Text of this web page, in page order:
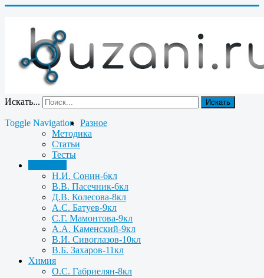
Искать... Искать
Toggle Navigation
Разное
Методика
Статьи
Тесты
Н.И. Сонин-6кл
В.В. Пасечник-6кл
Д.В. Колесова-8кл
А.С. Батуев-9кл
С.Г. Мамонтова-9кл
А.А. Каменский-9кл
В.И. Сивоглазов-10кл
В.Б. Захаров-11кл
Химия
О.С. Габриелян-8кл